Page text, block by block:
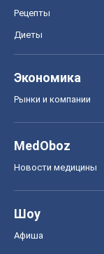
Рецепты
Диеты
Экономика
Рынки и компании
MedOboz
Новости медицины
Шоу
Афиша